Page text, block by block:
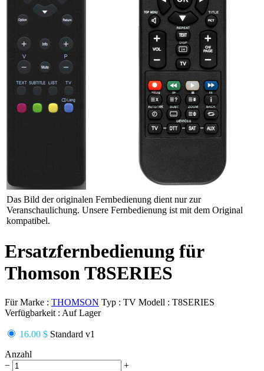
Das Bild der originalen Fernbedienung dient nur zur
Veranschaulichung. Unsere Fernbedienung ist mit dem Original
kompatibel.
Ersatzfernbedienung für
Thomson T8SERIES
Für Marke : THOMSON Typ : TV Modell : T8SERIES
Verfügbarkeit : Auf Lager
16.00 $ Standard v1
Anzahl
−
+